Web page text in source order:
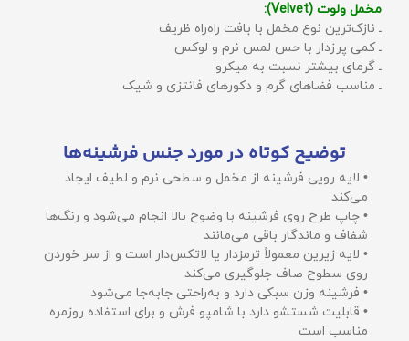
مخمل ولوت (Velvet):
ـ نازک‌ترین نوع مخمل با بافت راه‌راه ظریف
ـ کمی پرزدار با حس لمس نرم و لوکس
ـ گرمای بیشتر نسبت به میکرو
ـ مناسب فضاهای گرم و دکورهای فانتزی و شیک
توضیح کوتاه در مورد جنس فرشینه‌ها
• لایه رویی فرشینه از مخمل و سطحی نرم و لطیف ایجاد
می‌کند
• چاپ طرح روی فرشینه با وضوح بالا انجام می‌شود و رنگ‌ها
شفاف و ماندگار باقی می‌مانند
• لایه زیرین معمولاً ترمزدار یا لاتکس‌دار است و از سر خوردن
روی سطوح صاف جلوگیری می‌کند
• فرشینه وزن سبکی دارد و به‌راحتی جابه‌جا می‌شود
• قابلیت شستشو دارد با شامپو فرش و برای استفاده روزمره
مناسب است